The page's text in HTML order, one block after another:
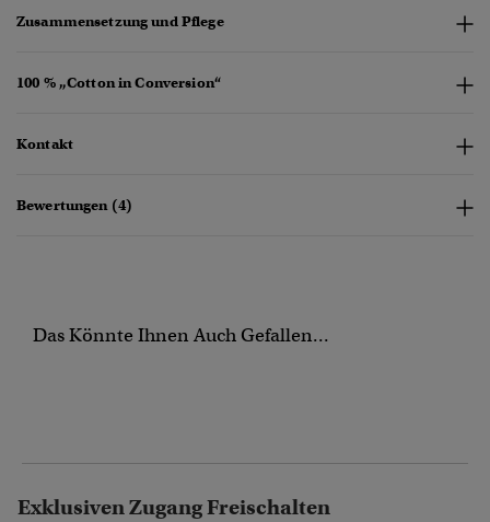
Zusammensetzung und Pflege
100 % „Cotton in Conversion“
Kontakt
Bewertungen (4)
Das Könnte Ihnen Auch Gefallen...
Exklusiven Zugang Freischalten